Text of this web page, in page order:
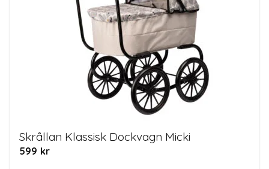
Skrållan Klassisk Dockvagn Micki
599 kr